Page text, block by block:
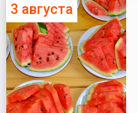
3 августа